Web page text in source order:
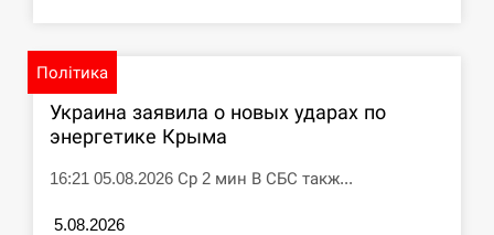
Політика
Украина заявила о новых ударах по
энергетике Крыма
16:21 05.08.2026 Ср 2 мин В СБС такж...
5.08.2026